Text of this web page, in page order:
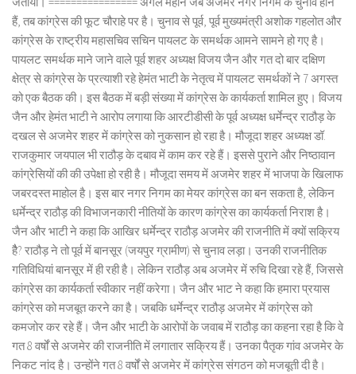
हैं, तब कांग्रेस की फूट चौराहे पर है। चुनाव से पूर्व, पूर्व मुख्यमंत्री अशोक गहलोत और
कांग्रेस के राष्ट्रीय महासचिव सचिन पायलट के समर्थक आमने सामने हो गए है।
पायलट समर्थक माने जाने वाले पूर्व शहर अध्यक्ष विजय जैन और गत दो बार दक्षिण
क्षेत्र से कांग्रेस के प्रत्याशी रहे हेमंत भाटी के नेतृत्व में पायलट समर्थकों ने 7 अगस्त
को एक बैठक की। इस बैठक में बड़ी संख्या में कांग्रेस के कार्यकर्ता शामिल हुए। विजय
जैन और हेमंत भाटी ने आरोप लगाया कि आरटीडीसी के पूर्व अध्यक्ष धर्मेन्द्र राठौड़ के
दखल से अजमेर शहर में कांग्रेस को नुकसान हो रहा है। मौजूदा शहर अध्यक्ष डॉ.
राजकुमार जयपाल भी राठौड़ के दबाव में काम कर रहे हैं। इससे पुराने और निष्ठावान
कांग्रेसियों की की उपेक्षा हो रही है। मौजूदा समय में अजमेर शहर में भाजपा के खिलाफ
जबरदस्त माहोल है। इस बार नगर निगम का मेयर कांग्रेस का बन सकता है, लेकिन
धर्मेन्द्र राठौड़ की विभाजनकारी नीतियों के कारण कांग्रेस का कार्यकर्ता निराश है।
जैन और भाटी ने कहा कि आखिर धर्मेन्द्र राठौड़ अजमेर की राजनीति में क्यों सक्रिय
हैै? राठौड़ ने तो पूर्व में बानसूर (जयपुर ग्रामीण) से चुनाव लड़ा। उनकी राजनीतिक
गतिविधियां बानसूर में ही रही है। लेकिन राठौड़ अब अजमेर में रुचि दिखा रहे हैं, जिससे
कांग्रेस का कार्यकर्ता स्वीकार नहीं करेगा। जैन और भाट ने कहा कि हमारा प्रयास
कांग्रेस को मजबूत करने का है। जबकि धर्मेन्द्र राठौड़ अजमेर में कांग्रेस को
कमजोर कर रहे हैं। जैन और भाटी के आरोपों के जवाब में राठौड़ का कहना रहा है कि वे
गत 8 वर्षों से अजमेर की राजनीति में लगातार सक्रिय हैं। उनका पैतृक गांव अजमेर के
निकट नांद है। उन्होंने गत 8 वर्षों से अजमेर में कांग्रेस संगठन को मजबूती दी है।